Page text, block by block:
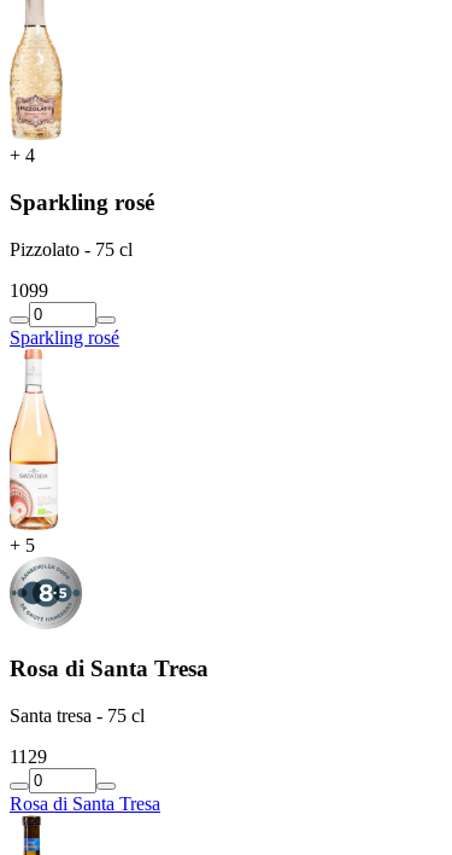
+ 4
Sparkling rosé
Pizzolato - 75 cl
1099
Sparkling rosé
+ 5
Rosa di Santa Tresa
Santa tresa - 75 cl
11 29
Rosa di Santa Tresa